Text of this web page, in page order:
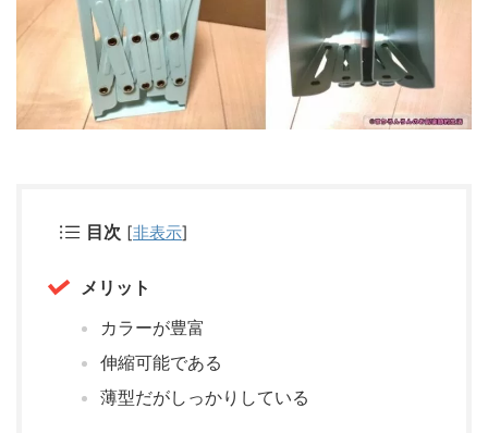
目次 [非表示]
メリット
カラーが豊富
伸縮可能である
薄型だがしっかりしている